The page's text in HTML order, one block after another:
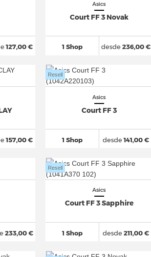
127,00 €
Asics
Court FF 3 Novak
1 Shop desde236,00 €
157,00 €
Asics
Court FF 3
1 Shop
Resell
desde141,00 €
233,00 €
Asics
Court FF 3 Sapphire
1 Shop
Resell
desde211,00 €